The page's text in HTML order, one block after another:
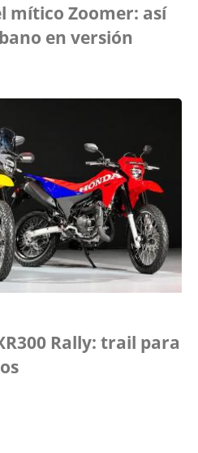
mítico Zoomer: así
en versión
Rally: trail para